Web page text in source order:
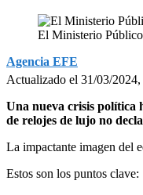
El Ministerio
Agencia EFE
Actualizado el 31/03/2024,
Una nueva crisis política
de relojes de lujo no
La impactante imagen del
Estos son los puntos clave: